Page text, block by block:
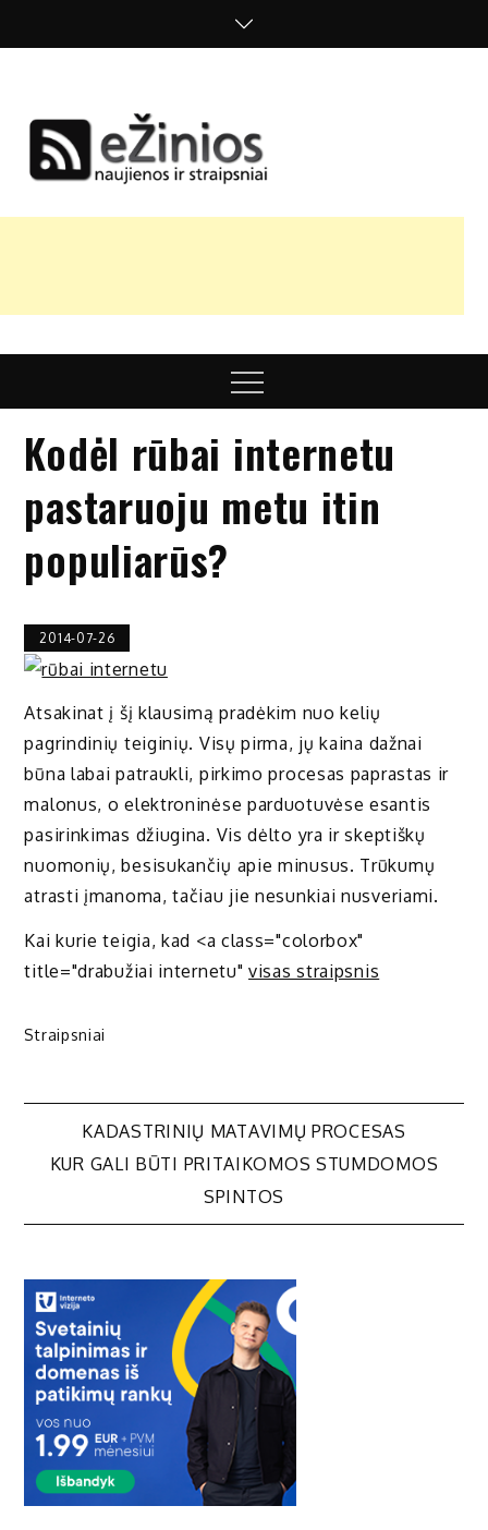
nuomonės
Menu
Kodėl rūbai internetu
pastaruoju metu itin
populiarūs?
2014-07-26
Atsakinat į šį klausimą pradėkim nuo kelių
pagrindinių teiginių. Visų pirma, jų kaina dažnai
būna labai patraukli, pirkimo procesas paprastas ir
malonus, o elektroninėse parduotuvėse esantis
pasirinkimas džiugina. Vis dėlto yra ir skeptiškų
nuomonių, besisukančių apie minusus. Trūkumų
atrasti įmanoma, tačiau jie nesunkiai nusveriami.
Kai kurie teigia, kad <a class="colorbox"
title="drabužiai internetu"visas straipsnis
Straipsniai
Navigacija
įrašų
KADASTRINIŲ MATAVIMŲ PROCESAS
KUR GALI BŪTI PRITAIKOMOS STUMDOMOS
SPINTOS